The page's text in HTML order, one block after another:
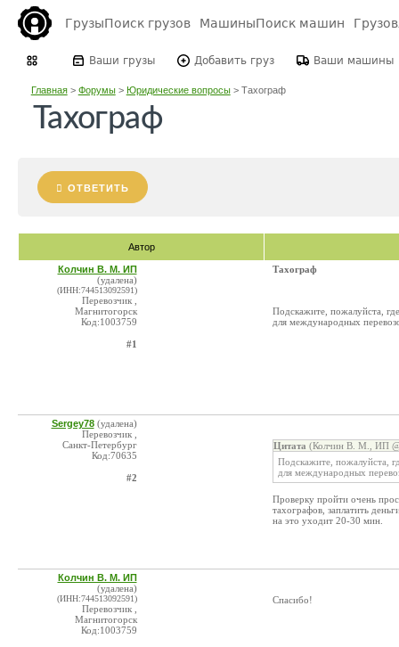
ГрузыПоиск грузов МашиныПоиск машин
Ваши грузы Добавить груз Ваши машины
Главная> Форумы> Юридические вопросы> Тахограф
Тахограф
ОТВЕТИТЬ
Автор
Колчин В. М. ИП
(удалена)
(ИНН:744513092591)
Перевозчик ,
Магнитогорск
Код:1003759
#1
Тахограф
Подскажите, пожалуйста,
для международных
Sergey78 (удалена)
Перевозчик ,
Санкт-Петербург
Код:70635
#2
Цитата (Колчин В. М., ИП
Подскажите, пожалуйста,
для международных
Проверку пройти очень
тахографов, заплатить
на это уходит 20-30 мин.
Колчин В. М. ИП
(удалена)
(ИНН:744513092591)
Перевозчик ,
Магнитогорск
Код:1003759
Спасибо!